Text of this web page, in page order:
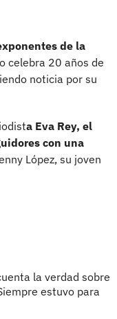
de la
celebra 20 años de
noticia por su
a Eva Rey, el
con una
López, su joven
la verdad sobre
estuvo para